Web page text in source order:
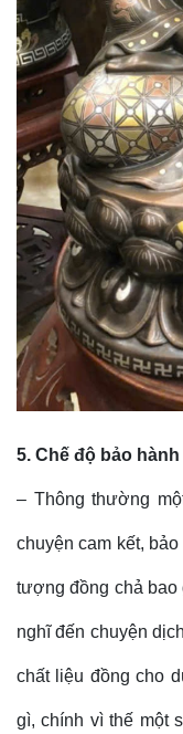
5. Chế độ bảo
– Thông thường
chuyện cam kết,
tượng đồng chả
nghĩ đến chuyện
chất liệu đồng cho
gì, chính vì thế một